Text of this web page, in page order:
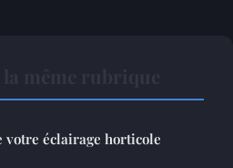
votre éclairage horticole